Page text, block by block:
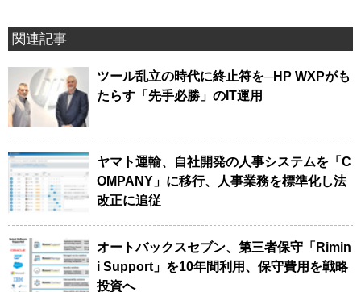
関連記事
ツール乱立の時代に終止符を─HP WXPがも
たらす「先手必勝」のIT運用
ヤマト運輸、自社開発の人事システムを「C
OMPANY」に移行、人事業務を標準化し法
改正に追従
オートバックスセブン、第三者保守「Rimin
i Support」を10年間利用、保守費用を戦略
投資へ